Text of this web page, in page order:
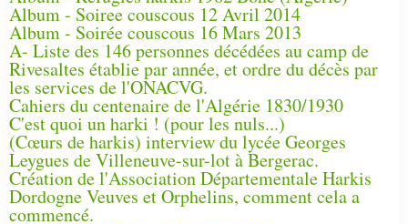
Album - Soiree couscous 12 Avril 2014
Album - Soirée couscous 16 Mars 2013
A- Liste des 146 personnes décédées au camp de
Rivesaltes établie par année, et ordre du décès par
les services de l'ONACVG.
Cahiers du centenaire de l'Algérie 1830/1930
C'est quoi un harki ! (pour les nuls...)
(Cœurs de harkis) interview du lycée Georges
Leygues de Villeneuve-sur-lot à Bergerac.
Création de l'Association Départementale Harkis
Dordogne Veuves et Orphelins, comment cela a
commencé.